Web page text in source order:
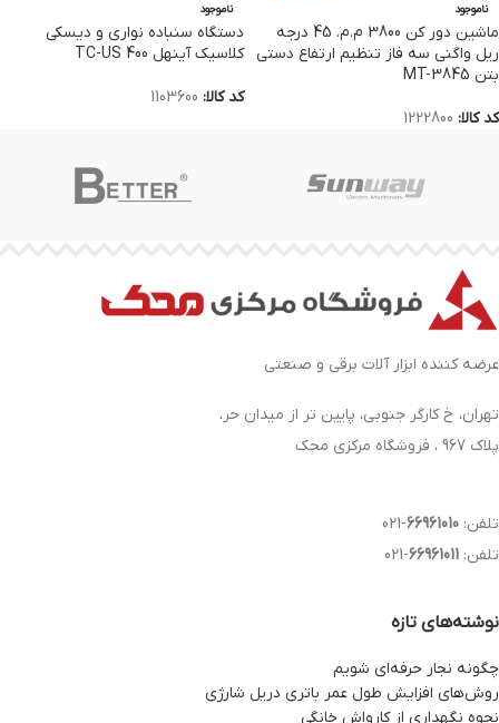
ناموجود
ماشین دور کن 3800 م.م. 45 درجه
ریل واگنی سه فاز تنظیم ارتفاع دستی
بتن MT-3845
کد کالا: 1222800
ناموجود
دستگاه سنباده نواری و دیسکی
کلاسیک آینهل TC-US 400
کد کالا: 1103600
عرضه کننده ابزار آلات برقی و صنعتی
تهران، خ کارگر جنوبی، پایین تر از میدان حر،
پلاک 967 ، فروشگاه مرکزی محک
تلفن: 66961010
-021
تلفن: 66961011
-021
نوشته‌های تازه
چگونه نجار حرفه‌ای شویم
روش‌های افزایش طول عمر باتری دریل شارژی
نحوه نگهداری از کارواش خانگی